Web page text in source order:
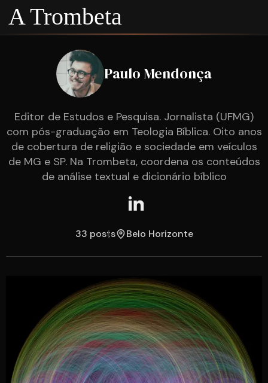
A Trombeta
Paulo Mendonça
Editor de Estudos e Pesquisa. Jornalista (UFMG)
com pós-graduação em Teologia Bíblica. Oito anos
de cobertura de religião e sociedade em veículos
de MG e SP. Na Trombeta, coordena os conteúdos
de análise textual e dicionário bíblico
33 posts Belo Horizonte